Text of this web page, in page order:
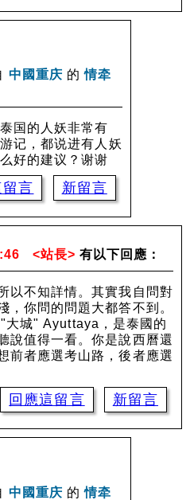
中國重庆 的 情牵
国的人妖非常有
记，都说进有人妖
好的建议？谢谢
留言 新留言
<站長> 有以下回應：
以不知詳情。其實我自問對
，你問的問題大都答不到。
大城" Ayuttaya，是泰國的
說值得一看。你是說西曆還
前者應選考山路，後者應選
回應這留言 新留言
中國重庆 的 情牵